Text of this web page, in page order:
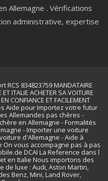
Allemagne . Vérifications
administrative, expertise
834823759 MANDATAIRE
ITALIE ACHETER SA VOITURE
CONFIANCE ET FACILEMENT
Aide pour Importez votre futur
Allemandes pas chères -
en Allemagne - Formalités
- Importer une voiture
d'Allemagne - Aide à
vous accompagne pas à pas
DCAI La Reference dans l
en Italie Nous importons des
de luxe : Audi, Aston Martin,
Benz, Mini, Land Rover,